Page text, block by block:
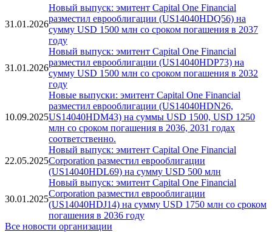
31.01.2026
Новый выпуск: эмитент Capital One Financial
разместил еврооблигации (US14040HDQ56) на
сумму USD 1500 млн со сроком погашения в 2037
году
31.01.2026
Новый выпуск: эмитент Capital One Financial
разместил еврооблигации (US14040HDP73) на
сумму USD 1500 млн со сроком погашения в 2032
году
10.09.2025
Новые выпуски: эмитент Capital One Financial
разместил еврооблигации (US14040HDN26,
US14040HDM43) на суммы USD 1500, USD 1250
млн со сроком погашения в 2036, 2031 годах
соответственно.
22.05.2025
Новый выпуск: эмитент Capital One Financial
Corporation разместил еврооблигации
(US14040HDL69) на сумму USD 500 млн
30.01.2025
Новый выпуск: эмитент Capital One Financial
Corporation разместил еврооблигации
(US14040HDJ14) на сумму USD 1750 млн со сроком
погашения в 2036 году
Все новости организации